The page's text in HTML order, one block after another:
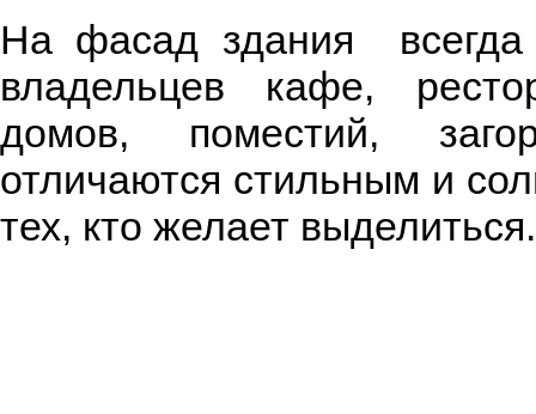
На фасад здания
владельцев кафе,
домов, поместий,
отличаются стильным и
тех, кто желает